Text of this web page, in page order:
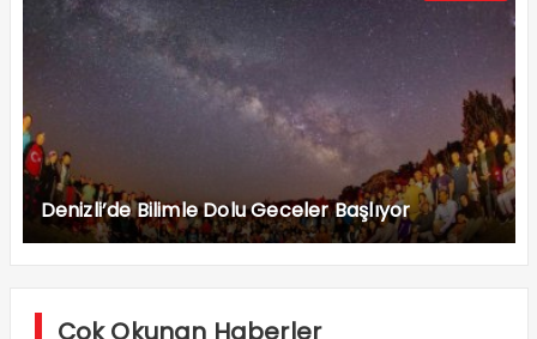
Denizli’de Bilimle Dolu Geceler Başlıyor
Çok Okunan Haberler